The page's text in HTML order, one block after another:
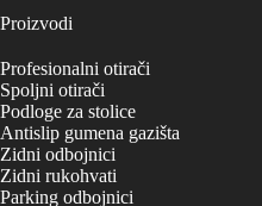
Proizvodi
Profesionalni otirači
Spoljni otirači
Podloge za stolice
Antislip gumena gazišta
Zidni odbojnici
Zidni rukohvati
Parking odbojnici